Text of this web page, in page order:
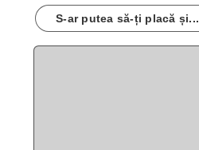
S-ar putea să-ți placă și...